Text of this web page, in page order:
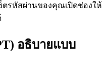
ตรหัสผ่านของคุณเปิดช่องให้
อธิบายแบบ